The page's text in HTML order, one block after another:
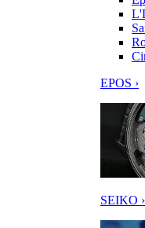
EPOS ›
SEIKO ›